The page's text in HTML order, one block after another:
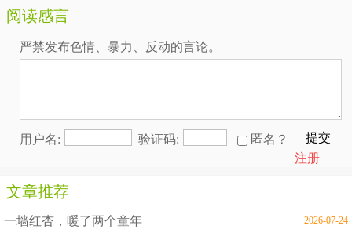
阅读感言
严禁发布色情、暴力、反动的言论。
用户名: 验证码: 匿名？
提交
注册
文章推荐
一墙红杏，暖了两个童年 2026-07-24